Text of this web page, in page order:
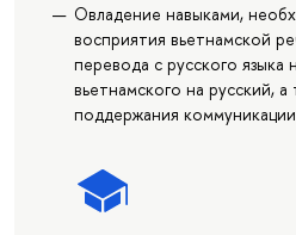
Овладение навыками,
восприятия вьетнамской
перевода с русского языка
вьетнамского на русский, а
поддержания